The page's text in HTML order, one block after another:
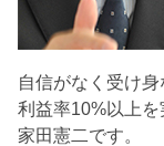
自信がなく受け
利益率10%以上
家田憲二です。